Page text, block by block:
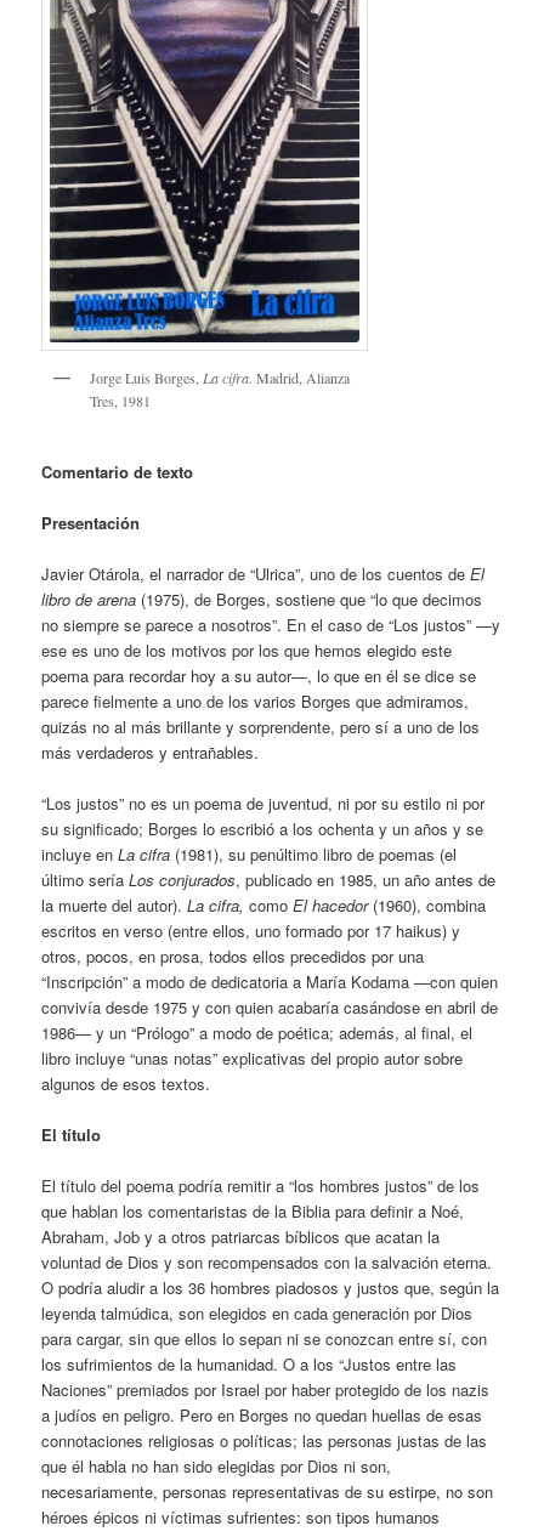
Jorge Luis Borges,La cifra.Madrid, Alianza
Tres, 1981
Comentario de texto
Presentación
Javier Otárola, el narrador de “Ulrica”, uno de los cuentos deEl
libro de arena (1975), de Borges, sostiene que “lo que decimos
no siempre se parece a nosotros”. En el caso de “Los justos” —y
ese es uno de los motivos por los que hemos elegido este
poema para recordar hoy a su autor—, lo que en él se dice se
parece fielmente a uno de los varios Borges que admiramos,
quizás no al más brillante y sorprendente, pero sí a uno de los
más verdaderos y entrañables.
“Los justos” no es un poema de juventud, ni por su estilo ni por
su significado; Borges lo escribió a los ochenta y un años y se
incluye enLa cifra (1981), su penúltimo libro de poemas (el
último seríaLos conjurados, publicado en 1985, un año antes de
la muerte del autor).La cifra, comoEl hacedor(1960), combina
escritos en verso (entre ellos, uno formado por 17 haikus) y
otros, pocos, en prosa, todos ellos precedidos por una
“Inscripción” a modo de dedicatoria a María Kodama —con quien
convivía desde 1975 y con quien acabaría casándose en abril de
1986— y un “Prólogo” a modo de poética; además, al final, el
libro incluye “unas notas” explicativas del propio autor sobre
algunos de esos textos.
El título
El título del poema podría remitir a “los hombres justos” de los
que hablan los comentaristas de la Biblia para definir a Noé,
Abraham, Job y a otros patriarcas bíblicos que acatan la
voluntad de Dios y son recompensados con la salvación eterna.
O podría aludir a los 36 hombres piadosos y justos que, según la
leyenda talmúdica, son elegidos en cada generación por Dios
para cargar, sin que ellos lo sepan ni se conozcan entre sí, con
los sufrimientos de la humanidad. O a los “Justos entre las
Naciones” premiados por Israel por haber protegido de los nazis
a judíos en peligro. Pero en Borges no quedan huellas de esas
connotaciones religiosas o políticas; las personas justas de las
que él habla no han sido elegidas por Dios ni son,
necesariamente, personas representativas de su estirpe, no son
héroes épicos ni víctimas sufrientes: son tipos humanos